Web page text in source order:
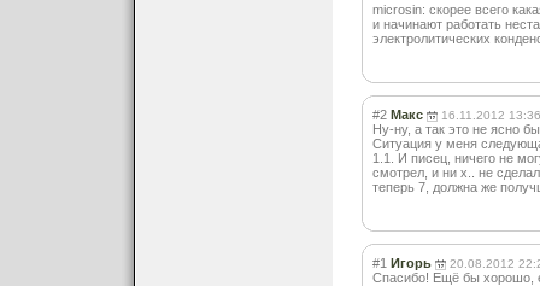
microsin: скорее всего
и начинают работать
электролитических
#2 Макс 16.11.2012 13:36
Ну-ну, а так это не ясно
Ситуация у меня
1.1. И писец, ничего не
смотрел, и ни х.. не
теперь 7, должна же
#1 Игорь 20.08.2012
Спасибо! Ещё бы хорошо,